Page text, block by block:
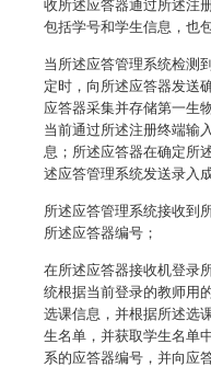
收所述应答器通过所述注
包括学号和学生信息，也
当所述应答管理系统检测
定时，向所述应答器发送
应答器采集并存储第一生
当前通过所述注册终端输
息；所述应答器在确定所
述应答管理系统发送录入
所述应答管理系统接收到
所述应答器编号；
在所述应答器接收机登录
统根据当前登录的教师用
选课信息，并根据所述选
生名单，并获取学生名单
系的应答器编号，并向应